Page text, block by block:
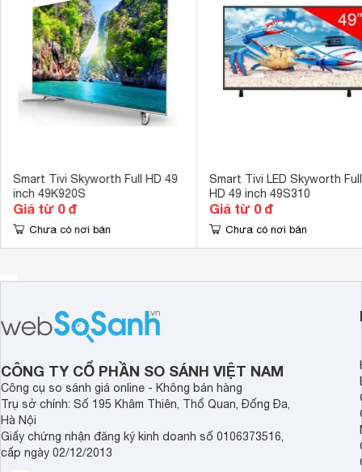
Tích hợp lọc nhiễu 3D
Cổng xuất âm thanh Cổng Optical
Cổng AV Cổng
Hệ điều hành, giao diện Android OS
Ứng dụng có sẵn YouTube,
Tích hợp đầu thu kỹ thuật số
tính bảng
Remote thông minh Có
Kết nối Bàn phím, chuột Có
Công nghệ âm thanh
Tổng công suất loa
Kích thước có chân, đặt bàn 1107 x 250 x
Trọng lượng có chân 15.7 kg
Kích thước không chân, treo tường 1107 x 95 x
Trọng lượng không có chân
Smart Tivi Skyworth Full HD 49
inch 49K920S
Giá từ 0 đ
Chưa có nơi bán
Smart Tivi LED Skyworth Full
HD 49 inch 49S310
Giá từ 0 đ
Chưa có nơi bán
CÔNG TY CỔ PHẦN SO SÁNH VIỆT NAM
Công cụ so sánh giá online - Không bán hàng
Trụ sở chính: Số 195 Khâm Thiên, Thổ Quan, Đống Đa,
Hà Nội
Giấy chứng nhận đăng ký kinh doanh số 0106373516,
cấp ngày 02/12/2013